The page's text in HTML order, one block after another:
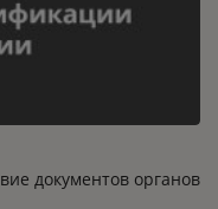
документов органов